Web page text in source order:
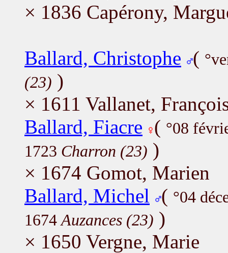
× 1836 Capérony,
Ballard, Christophe (
(23) )
× 1611 Vallanet,
Ballard, Fiacre ( °08
1723 Charron (23) )
× 1674 Gomot, Marien
Ballard, Michel
( °04
1674 Auzances (23) )
× 1650 Vergne, Marie